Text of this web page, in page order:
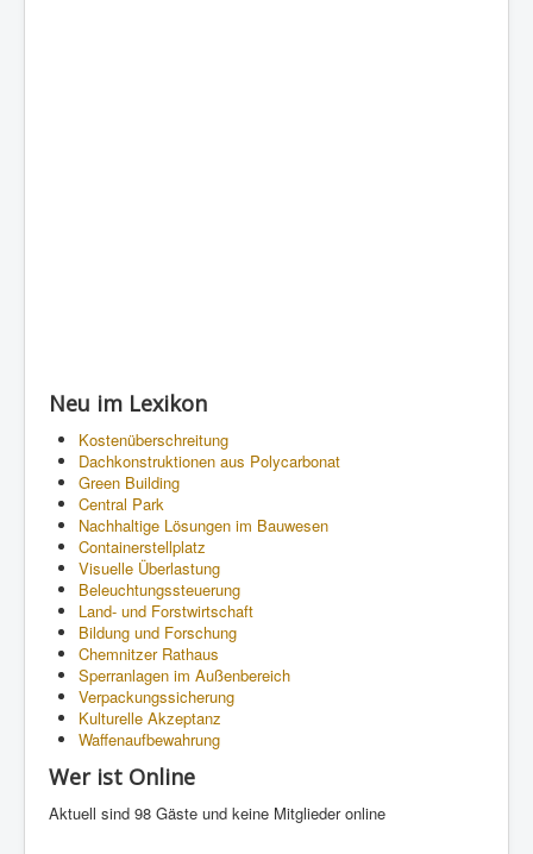
Neu im Lexikon
Kostenüberschreitung
Dachkonstruktionen aus Polycarbonat
Green Building
Central Park
Nachhaltige Lösungen im Bauwesen
Containerstellplatz
Visuelle Überlastung
Beleuchtungssteuerung
Land- und Forstwirtschaft
Bildung und Forschung
Chemnitzer Rathaus
Sperranlagen im Außenbereich
Verpackungssicherung
Kulturelle Akzeptanz
Waffenaufbewahrung
Wer ist Online
Aktuell sind 98 Gäste und keine Mitglieder online